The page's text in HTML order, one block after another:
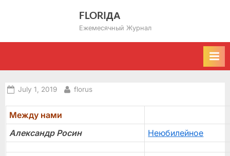
FLORIДА
Ежемесячный Журнал
Posted
July 1, 2019 By
florus
Между нами
Александр Росин
Неюбилейное